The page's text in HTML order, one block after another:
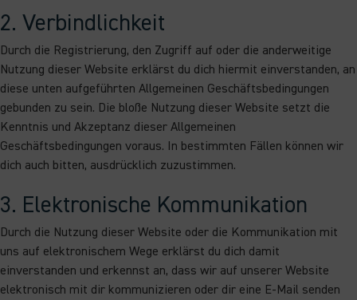
2. Verbindlichkeit
Durch die Registrierung, den Zugriff auf oder die anderweitige
Nutzung dieser Website erklärst du dich hiermit einverstanden, an
diese unten aufgeführten Allgemeinen Geschäftsbedingungen
gebunden zu sein. Die bloße Nutzung dieser Website setzt die
Kenntnis und Akzeptanz dieser Allgemeinen
Geschäftsbedingungen voraus. In bestimmten Fällen können wir
dich auch bitten, ausdrücklich zuzustimmen.
3. Elektronische Kommunikation
Durch die Nutzung dieser Website oder die Kommunikation mit
uns auf elektronischem Wege erklärst du dich damit
einverstanden und erkennst an, dass wir auf unserer Website
elektronisch mit dir kommunizieren oder dir eine E-Mail senden